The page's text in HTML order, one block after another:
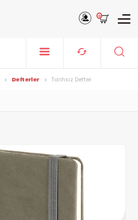
0
Defterler Tarihsiz Defter